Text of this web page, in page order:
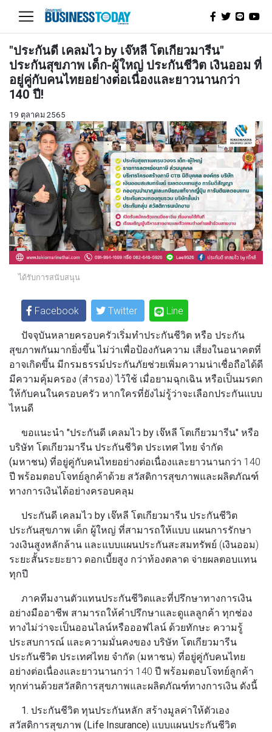
"ประกันดี เคลมไว by เจ๊หลี โตเกียวมารีน"
ประกันสุขภาพ เด็ก-ผู้ใหญ่ ประกันชีวิต เงินออม ที่
อยู่คู่กับคนไทยอย่างต่อเนื่องและยาวนานกว่า
140 ปี!
19 ตุลาคม 2565
ได้รับการสนับสนุน
Facebook Twitter
Line
ปัจจุบันหลายครอบครัวเริ่มทําประกันชีวิต หรือ ประกัน
สุขภาพกันมากยิ่งขึ้น ไม่ว่าเพื่อป้องกันความ เสี่ยงในอนาคตที่
อาจเกิดขึ้น มีกรมธรรม์ประกันภัยช่วยเพิ่มความน่าเชื่อถือได้ดี
มีความคุ้มครอง (สํารอง) ไว้ใช้ เมื่อยามฉุกเฉิน หรือเป็นมรดก
ให้กับคนในครอบครัว หากใครที่ยังไม่รู้ว่าจะเลือกประกันแบบ
ไหนดี
ขอแนะนํา "ประกันดี เคลมไว by เจ๊หลี โตเกียวมารีน" หรือ
บริษัท โตเกียวมารีน ประกันชีวิต ประเทศ ไทย จํากัด
(มหาชน) ที่อยู่คู่กับคนไทยอย่างต่อเนื่องและยาวนานกว่า 140
ปี พร้อมตอบโจทย์ลูกค้าด้วย สวัสดิการสุขภาพและผลิตภัณฑ์
ทางการเงินได้อย่างครอบคลุม
ประกันดี เคลมไว by เจ๊หลี โตเกียวมารีน ประกันชีวิต
ประกันสุขภาพ เด็ก ผู้ใหญ่ ที่สามารถให้แบบ แผนการรักษา
วงเงินสูงหลักล้าน และแบบแผนประกันสะสมทรัพย์ (เงินออม)
ระยะสั้นระยะยาว ดอกเบี้ยสูง กว่าท้องตลาด จ่ายผลตอบแทน
ทุกปี
ภาคทีมงานตัวแทนประกันชีวิตและที่ปรึกษาทางการเงิน
อย่างมืออาชีพ สามารถให้คําปรึกษาและดูแลลูกค้า ทุกช่อง
ทางไม่ว่าจะเป็นออนไลน์หรือออฟไลน์ ด้วยทักษะ ความรู้
ประสบการณ์ และความมั่นคงของ บริษัท โตเกียวมารีน
ประกันชีวิต ประเทศไทย จํากัด (มหาชน) ที่อยู่คู่กับคนไทย
อย่างต่อเนื่องและยาวนานกว่า 140 ปี พร้อมตอบโจทย์ลูกค้า
ทุกท่านด้วยสวัสดิการสุขภาพและผลิตภัณฑ์ทางการเงิน ดังนี้
1. ประกันชีวิต ทุนประกันหลัก สร้างมูลค่าให้ตัวเอง
สวัสดิการสุขภาพ (Life Insurance) แบบแผนประกันชีวิต